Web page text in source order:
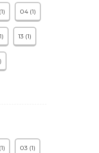
04 (1)
13 (1)
03 (1)